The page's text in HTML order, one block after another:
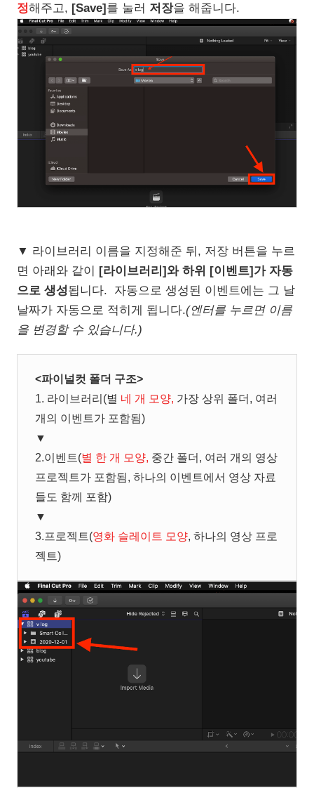
정해주고, [Save]를 눌러 저장을 해줍니다.
▼ 라이브러리 이름을 지정해준 뒤, 저장 버튼을 누르
면 아래와 같이 [라이브러리]와 하위 [이벤트]가 자동
으로 생성됩니다.
자동으로 생성된 이벤트에는 그 날
날짜가 자동으로 적히게 됩니다.(엔터를 누르면 이름
을 변경할 수 있습니다.)
<파이널컷 폴더 구조>
1. 라이브러리(별 네 개 모양, 가장 상위 폴더, 여러
개의 이벤트가 포함됨)
▼
2.이벤트(별 한 개 모양, 중간 폴더, 여러 개의 영상
프로젝트가 포함됨, 하나의 이벤트에서 영상 자료
들도 함께 포함)
▼
3.프로젝트(영화 슬레이트 모양, 하나의 영상 프로
젝트)